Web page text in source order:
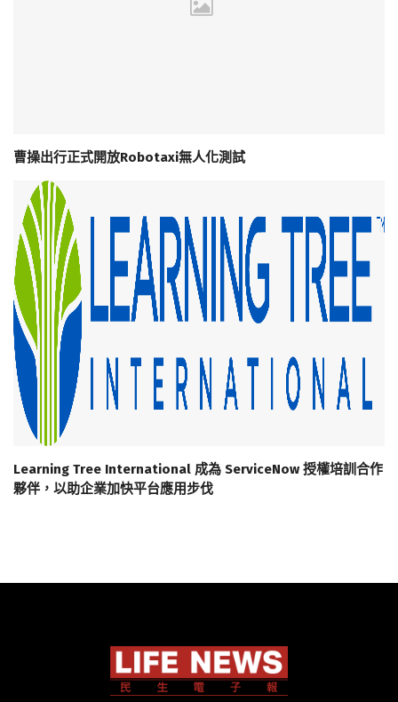
曹操出行正式開放Robotaxi無人化測試
Learning Tree International 成為 ServiceNow 授權培訓合作
夥伴，以助企業加快平台應用步伐